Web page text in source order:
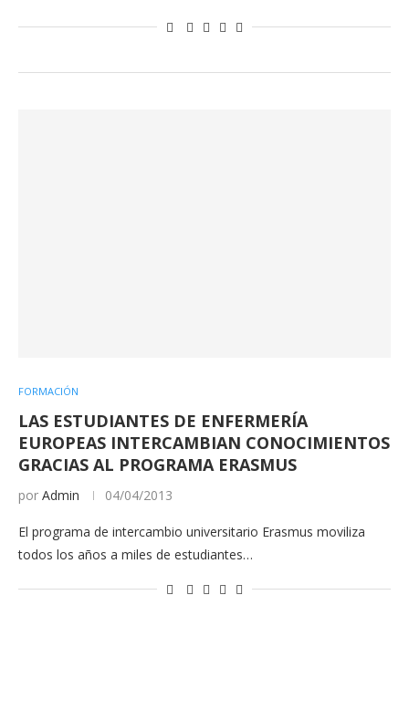
FORMACIÓN
LAS ESTUDIANTES DE ENFERMERÍA
EUROPEAS INTERCAMBIAN CONOCIMIENTOS
GRACIAS AL PROGRAMA ERASMUS
por Admin 04/04/2013
El programa de intercambio universitario Erasmus moviliza
todos los años a miles de estudiantes…